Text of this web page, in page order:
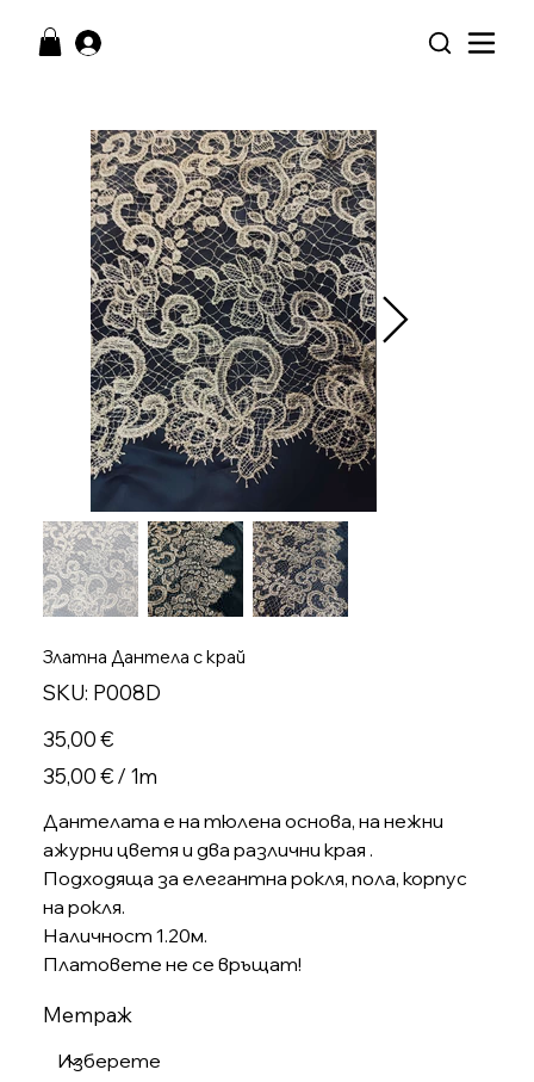
Златна Дантела с край
SKU: SKU
P008D
P008D
Цена
35,00 €
35,00 €
на
35,00 € / 1m
Дантелата е на тюлена основа, на нежни
ажурни цветя и два различни края .
Подходяща за елегантна рокля, пола, корпус
на рокля.
Наличност 1.20м.
Платовете не се връщат!
Метраж